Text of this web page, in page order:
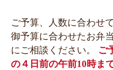
ご予算、人数に合わせ
御予算に合わせたお弁
にご相談ください。
ご
の４日前の午前10時ま